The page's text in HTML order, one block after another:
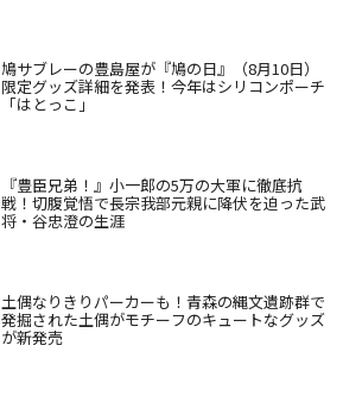
鳩サブレーの豊島屋が『鳩の日』（8月10日）
限定グッズ詳細を発表！今年はシリコンポーチ
「はとっこ」
『豊臣兄弟！』小一郎の5万の大軍に徹底抗
戦！切腹覚悟で長宗我部元親に降伏を迫った武
将・谷忠澄の生涯
土偶なりきりパーカーも！青森の縄文遺跡群で
発掘された土偶がモチーフのキュートなグッズ
が新発売